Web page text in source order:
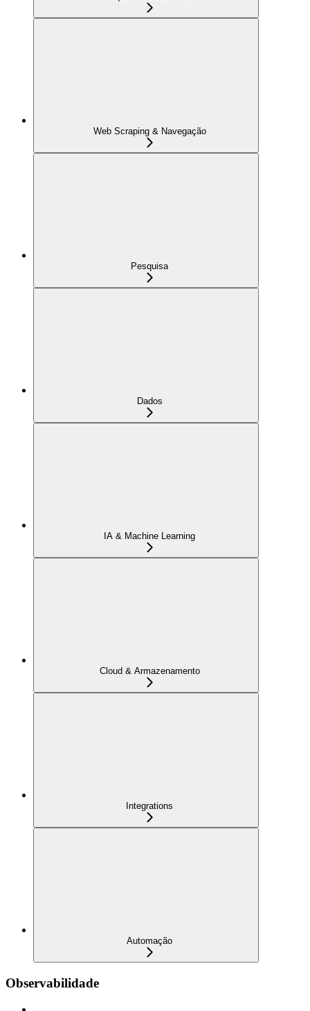
Web Scraping & Navegação
Pesquisa
Dados
IA & Machine Learning
Cloud & Armazenamento
Integrations
Automação
Observabilidade